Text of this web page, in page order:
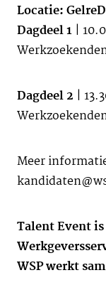
Locatie:
Dagdeel 1 |
Dagdeel 2 |
Meer
Talent Event
WSP werkt